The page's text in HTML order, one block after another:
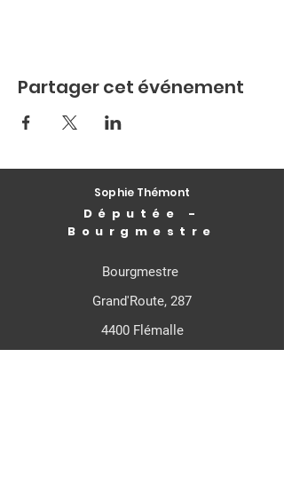
Partager cet événement
Sophie Thémont
Députée -
Bourgmestre
Bourgmestre
Grand'Route, 287
4400 Flémalle